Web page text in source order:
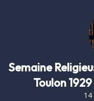
Semaine
Toulon